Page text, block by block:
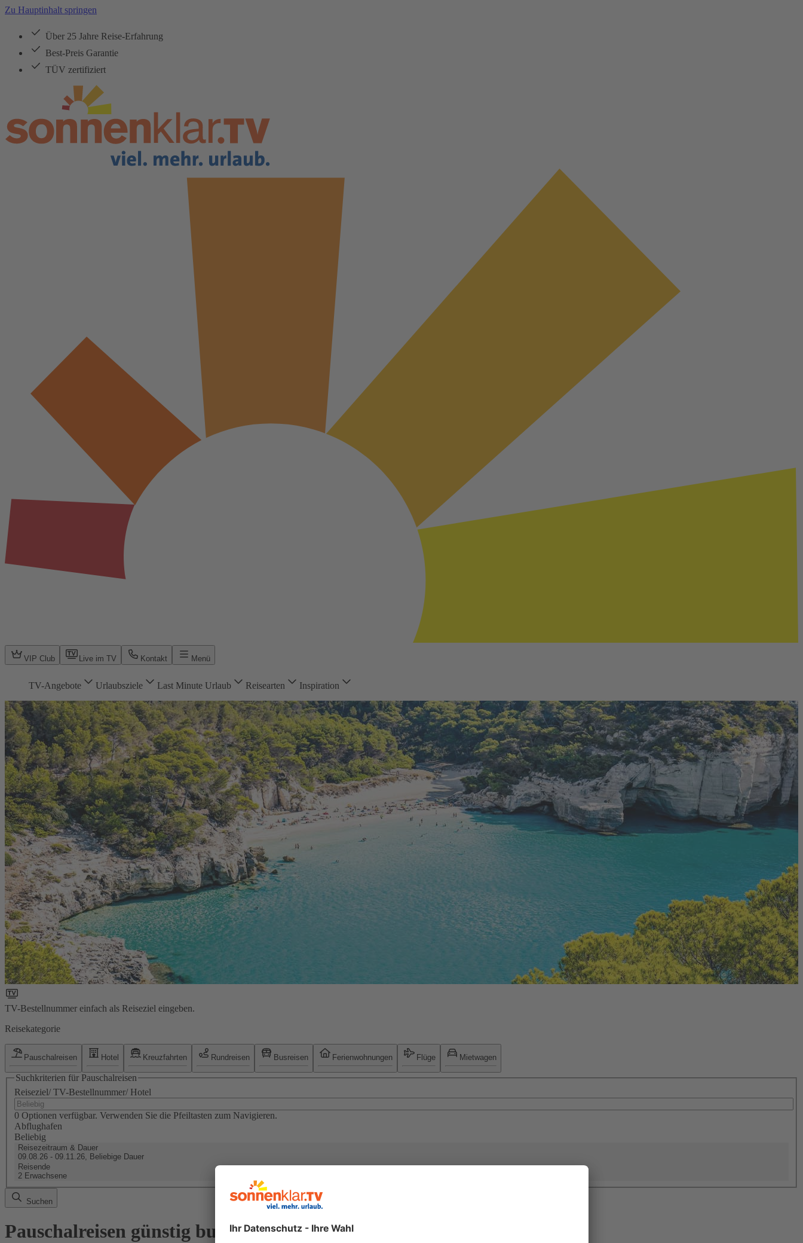
Zu Hauptinhalt springen
Über 25 Jahre Reise-Erfahrung
Best-Preis Garantie
TÜV zertifiziert
VIP Club Live im TV Kontakt Menü
TV-Angebote Urlaubsziele Last Minute Urlaub Reisearten Inspiration
TV-Bestellnummer einfach als Reiseziel eingeben.
Reisekategorie
Pauschalreisen Hotel Kreuzfahrten Rundreisen Busreisen Ferienwohnungen Flüge Mietwagen
Suchkriterien für Pauschalreisen
Reiseziel/ TV-Bestellnummer/ Hotel
0 Optionen verfügbar. Verwenden Sie die Pfeiltasten zum Navigieren.
Abflughafen
Beliebig
Reisezeitraum & Dauer
09.08.26 - 09.11.26, Beliebige Dauer
Reisende
2 Erwachsene
Suchen
Pauschalreisen günstig buchen